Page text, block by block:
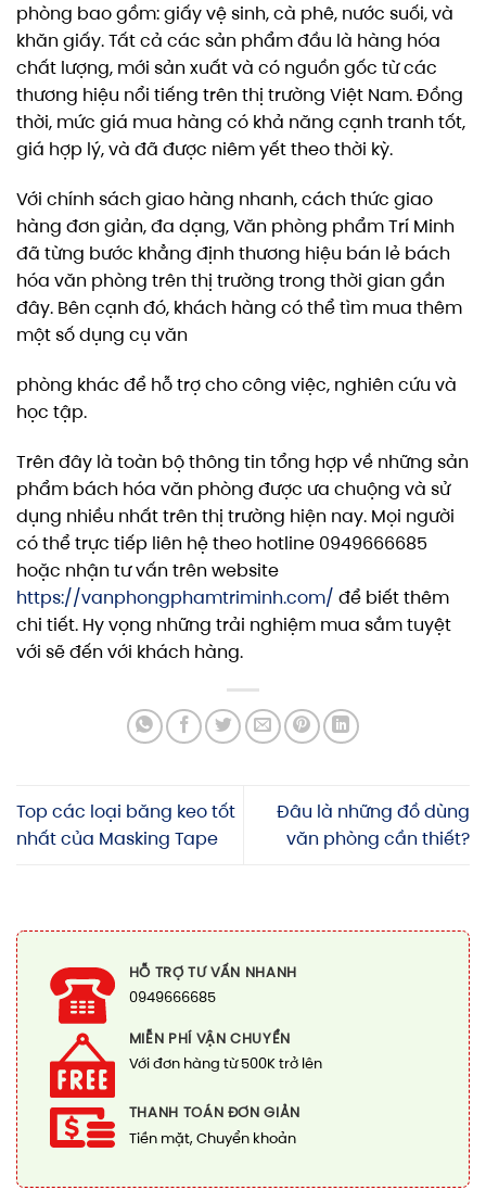
phòng bao gồm: giấy vệ sinh, cà phê, nước suối, và
khăn giấy. Tất cả các sản phẩm đầu là hàng hóa
chất lượng, mới sản xuất và có nguồn gốc từ các
thương hiệu nổi tiếng trên thị trường Việt Nam. Đồng
thời, mức giá mua hàng có khả năng cạnh tranh tốt,
giá hợp lý, và đã được niêm yết theo thời kỳ.
Với chính sách giao hàng nhanh, cách thức giao
hàng đơn giản, đa dạng, Văn phòng phẩm Trí Minh
đã từng bước khẳng định thương hiệu bán lẻ bách
hóa văn phòng trên thị trường trong thời gian gần
đây. Bên cạnh đó, khách hàng có thể tìm mua thêm
một số dụng cụ văn
phòng khác để hỗ trợ cho công việc, nghiên cứu và
học tập.
Trên đây là toàn bộ thông tin tổng hợp về những sản
phẩm bách hóa văn phòng được ưa chuộng và sử
dụng nhiều nhất trên thị trường hiện nay. Mọi người
có thể trực tiếp liên hệ theo hotline 0949666685
hoặc nhận tư vấn trên website
https://vanphongphamtriminh.com/ để biết thêm
chi tiết. Hy vọng những trải nghiệm mua sắm tuyệt
với sẽ đến với khách hàng.
Top các loại băng keo tốt
nhất của Masking Tape
Đâu là những đồ dùng
văn phòng cần thiết?
HỖ TRỢ TƯ VẤN NHANH
0949666685
MIỄN PHÍ VẬN CHUYỂN
Với đơn hàng từ 500K trở lên
THANH TOÁN ĐƠN GIẢN
Tiền mặt, Chuyển khoản